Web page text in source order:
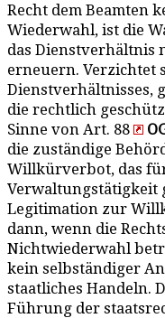
Recht dem Beamten
Wiederwahl, ist die
das Dienstverhältnis
erneuern. Verzichtet
Dienstverhältnisses,
die rechtlich
Sinne von Art. 88
die zuständige
Willkürverbot, das
Verwaltungstätigkeit
Legitimation zur
dann, wenn die
Nichtwiederwahl
kein selbständiger
staatliches Handeln.
Führung der